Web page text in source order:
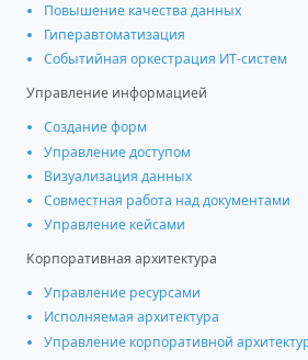
Повышение качества данных
Гиперавтоматизация
Событийная оркестрация ИТ-систем
Управление информацией
Создание форм
Управление доступом
Визуализация данных
Совместная работа над документами
Управление кейсами
Корпоративная архитектура
Управление ресурсами
Исполняемая архитектура
Управление корпоративной